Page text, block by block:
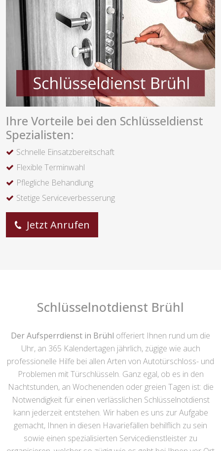
Ihre Vorteile bei den Schlüsseldienst
Spezialisten:
Schnelle Einsatzbereitschaft
Flexible Terminwahl
Pflegliche Behandlung
Stetige Serviceverbesserung
Jetzt Anrufen
Schlüsselnotdienst Brühl
Der Aufsperrdienst in Brühl offeriert Ihnen rund um die
Uhr, an 365 Kalendertagen jährlich, zügige wie auch
professionelle Hilfe bei allen Arten von Autotürschloss- und
Problemen mit Türschlüsseln. Ganz egal, ob es in den
Nachtstunden, an Wochenenden oder greien Tagen ist: die
Notwendigkeit für einen verlässlichen Schlüsselnotdienst
kann jederzeit entstehen. Wir haben es uns zur Aufgabe
gemacht, Ihnen in diesen Havariefällen behilflich zu sein
sowie einen spezialisierten Servicedienstleister zu